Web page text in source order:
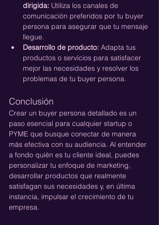
dirigida: Utiliza los canales de
comunicación preferidos por tu buyer
persona para asegurar que tu mensaje
llegue.
Desarrollo de producto: Adapta tus
productos o servicios para satisfacer
mejor las necesidades y resolver los
problemas de tu buyer persona.
Conclusión
Crear un buyer persona detallado es un
paso esencial para cualquier startup o
PYME que busque conectar de manera
más efectiva con su audiencia. Al entender
a fondo quién es tu cliente ideal, puedes
personalizar tu enfoque de marketing,
desarrollar productos que realmente
satisfagan sus necesidades y, en última
instancia, impulsar el crecimiento de tu
empresa.